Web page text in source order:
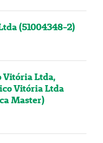
(51004348-2)
Vitória Ltda,
Vitória Ltda
Master)